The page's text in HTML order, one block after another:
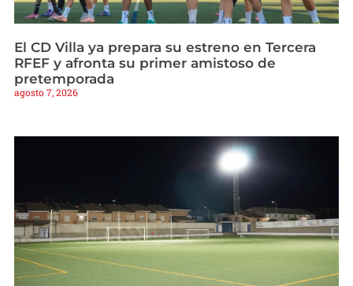
El CD Villa ya prepara su estreno en Tercera
RFEF y afronta su primer amistoso de
pretemporada
agosto 7, 2026